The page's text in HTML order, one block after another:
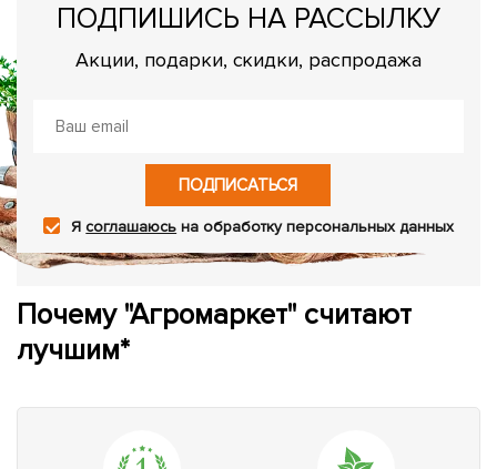
ПОДПИШИСЬ НА РАССЫЛКУ
Акции, подарки, скидки, распродажа
ПОДПИСАТЬСЯ
Ясоглашаюсь на обработку персональных данных
Почему "Агромаркет" считают
лучшим*